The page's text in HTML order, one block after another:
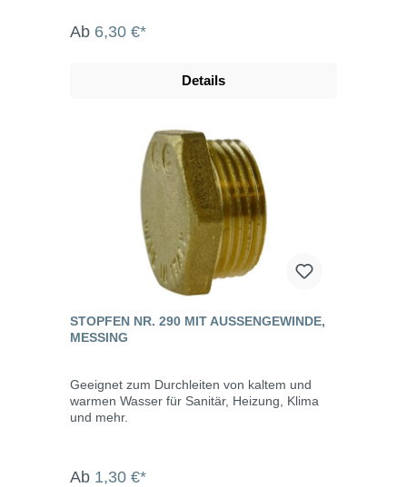
Ab 6,30 €*
Details
STOPFEN NR. 290 MIT AUSSENGEWINDE, M
ESSING
Geeignet zum Durchleiten von kaltem und
warmen Wasser für Sanitär, Heizung, Klima
und mehr.
Ab 1,30 €*